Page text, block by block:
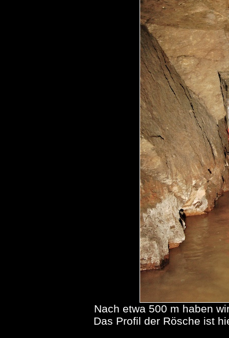
Nach etwa 500 m haben
Das Profil der Rösche ist